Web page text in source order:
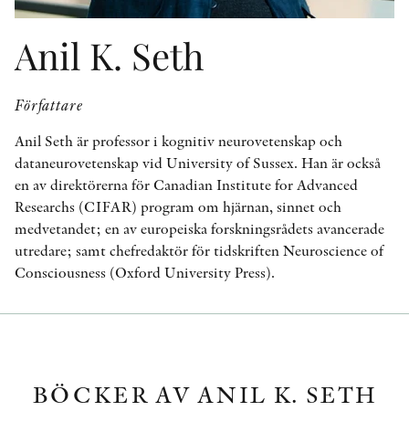
Anil K. Seth
Författare
Anil Seth är professor i kognitiv neurovetenskap och
dataneurovetenskap vid University of Sussex. Han är också
en av direktörerna för Canadian Institute for Advanced
Researchs (CIFAR) program om hjärnan, sinnet och
medvetandet; en av europeiska forskningsrådets avancerade
utredare; samt chefredaktör för tidskriften Neuroscience of
Consciousness (Oxford University Press).
BÖCKER AV ANIL K. SETH